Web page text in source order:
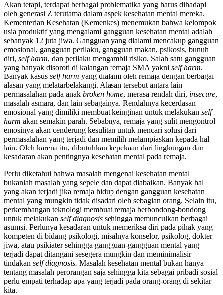
Akan tetapi, terdapat berbagai problematika yang harus dihadapi
oleh generasi Z terutama dalam aspek kesehatan mental mereka.
Kementerian Kesehatan (Kemenkes) menemukan bahwa kelompok
usia produktif yang mengalami gangguan kesehatan mental adalah
sebanyak 12 juta jiwa. Gangguan yang dialami mencakup gangguan
emosional, gangguan perilaku, gangguan makan, psikosis, bunuh
diri, self harm, dan perilaku mengambil risiko. Salah satu gangguan
yang banyak disoroti di kalangan remaja SMA yakni self harm.
Banyak kasus self harm yang dialami oleh remaja dengan berbagai
alasan yang melatarbelakangi. Alasan tersebut antara lain
permasalahan pada anak broken home, merasa rendah diri, insecure,
masalah asmara, dan lain sebagainya. Rendahnya kecerdasan
emosional yang dimiliki membuat keinginan untuk melakukan self
harm akan semakin parah. Sebabnya, remaja yang sulit mengontrol
emosinya akan cenderung kesulitan untuk mencari solusi dari
permasalahan yang terjadi dan memilih melampiaskan kepada hal
lain. Oleh karena itu, dibutuhkan kepekaan dari lingkungan dan
kesadaran akan pentingnya kesehatan mental pada remaja.
Perlu diketahui bahwa masalah mengenai kesehatan mental
bukanlah masalah yang sepele dan dapat diabaikan. Banyak hal
yang akan terjadi jika remaja hidup dengan gangguan kesehatan
mental yang mungkin tidak disadari oleh sebagian orang. Selain itu,
perkembangan teknologi membuat remaja berbondong-bondong
untuk melakukan self diagnosis sehingga memunculkan berbagai
asumsi. Perlunya kesadaran untuk memeriksa diri pada pihak yang
kompeten di bidang psikologi, misalnya konselor, psikolog, dokter
jiwa, atau psikiater sehingga gangguan-gangguan mental yang
terjadi dapat ditangani sesegera mungkin dan meminimalisir
tindakan self diagnosis. Masalah kesehatan mental bukan hanya
tentang masalah perorangan saja sehingga kita sebagai pribadi sosial
perlu empati terhadap apa yang terjadi pada orang-orang di sekitar
kita.